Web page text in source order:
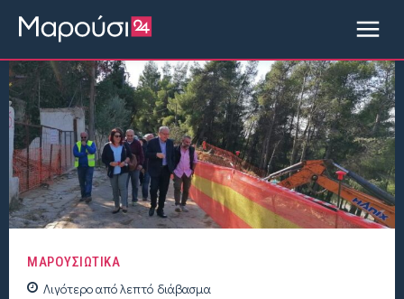
ΜΑΡΟΥΣΙΩΤΙΚΑ
Λιγότερο απόλεπτό διάβασμα